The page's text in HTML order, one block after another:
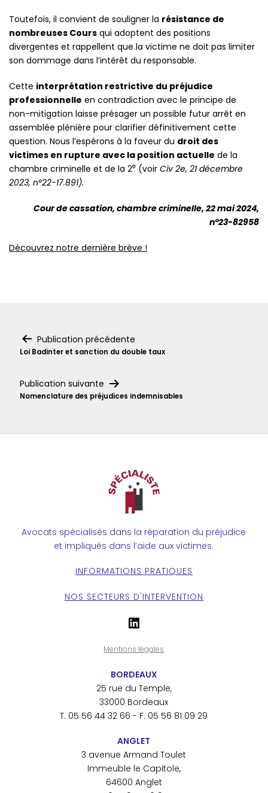
Toutefois, il convient de souligner la résistance de
nombreuses Cours qui adoptent des positions
divergentes et rappellent que la victime ne doit pas limiter
son dommage dans l’intérêt du responsable.
Cette interprétation restrictive du préjudice
professionnelle en contradiction avec le principe de
non-mitigation laisse présager un possible futur arrêt en
assemblée plénière pour clarifier définitivement cette
question. Nous l’espérons à la faveur du droit des
victimes en rupture avec la position actuelle de la
chambre criminelle et de la 2e (voir Civ 2e, 21 décembre
2023, n°22-17.891).
Cour de cassation, chambre criminelle, 22 mai 2024,
n°23-82958
Découvrez notre dernière brève !
Navigation
de
Publication précédente
Loi Badinter et sanction du double taux
Publication suivante
Nomenclature des préjudices indemnisables
Avocats spécialisés dans la réparation du préjudice
et impliqués dans l’aide aux victimes.
INFORMATIONS PRATIQUES
NOS SECTEURS D'INTERVENTION
LinkedIn
Mentions légales
BORDEAUX
25 rue du Temple,
33000 Bordeaux
T. 05 56 44 32 66 - F. 05 56 81 09 29
ANGLET
3 avenue Armand Toulet
Immeuble le Capitole,
64600 Anglet